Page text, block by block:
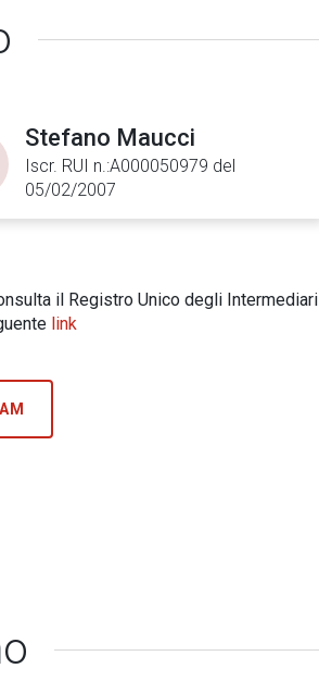
Stefano Maucci
Iscr. RUI n.:A000050979 del
05/02/2007
il Registro Unico degli Intermediari
link